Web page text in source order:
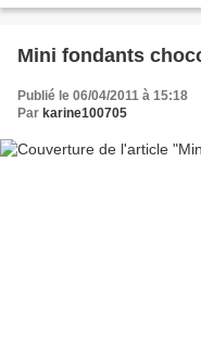
Mini fondants
Publié le 06/04/2011 à 15:18
Par karine100705